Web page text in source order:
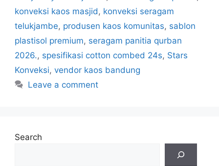
konveksi kaos masjid , konveksi seragam
telukjambe, produsen kaos komunitas, sablon
plastisol premium, seragam panitia qurban
2026., spesifikasi cotton combed 24s, Stars
Konveksi, vendor kaos bandung
Leave a comment
Search